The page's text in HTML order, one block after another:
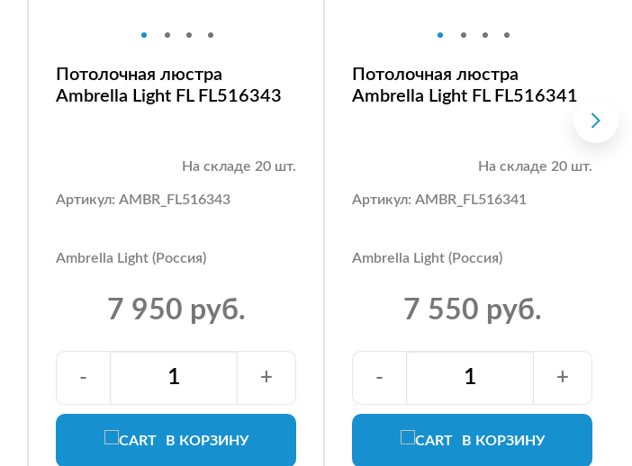
Потолочная люстра
Ambrella Light FL FL516343
На складе 20 шт.
Артикул: AMBR_FL516343
Ambrella Light (Россия)
7 950 руб.
В КОРЗИНУ
- +
Потолочная люстра
Ambrella Light FL FL516341
На складе 20 шт.
Артикул: AMBR_FL516341
Ambrella Light (Россия)
7 550 руб.
В КОРЗИНУ
- +